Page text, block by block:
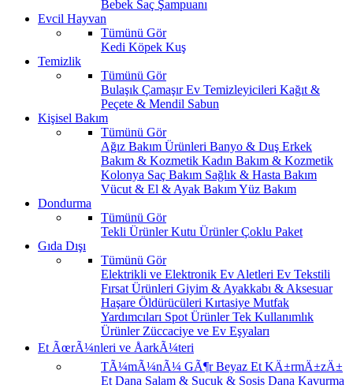
Bebek Saç Şampuanı
Evcil Hayvan
Tümünü Gör
Kedi Köpek Kuş
Temizlik
Tümünü Gör
Bulaşık ÇamaşırEv Temizleyicileri Kağıt &
Peçete & Mendil Sabun
Kişisel Bakım
Tümünü Gör
Ağız Bakım Ürünleri Banyo & Duş Erkek
Bakım & Kozmetik Kadın Bakım & Kozmetik
Kolonya Saç Bakım Sağlık & Hasta Bakım
Vücut & El & Ayak BakımYüz Bakım
Dondurma
Tümünü Gör
Tekli ÜrünlerKutu ÜrünlerÇoklu Paket
Gıda Dışı
Tümünü Gör
Elektrikli ve Elektronik Ev Aletleri Ev Tekstili
Fırsat Ürünleri Giyim & Ayakkabı & Aksesuar
Haşare Öldürücüleri Kırtasiye Mutfak
Yardımcıları Spot ÜrünlerTek Kullanımlık
Ürünler Züccaciye ve Ev Eşyaları
Et ÃœrÃ¼nleri ve ÅarkÃ¼teri
TÃ¼mÃ¼nÃ¼ GÃ¶rBeyaz Et KÄ±rmÄ±zÄ±
Et Dana Salam & Sucuk & Sosis Dana Kavurma